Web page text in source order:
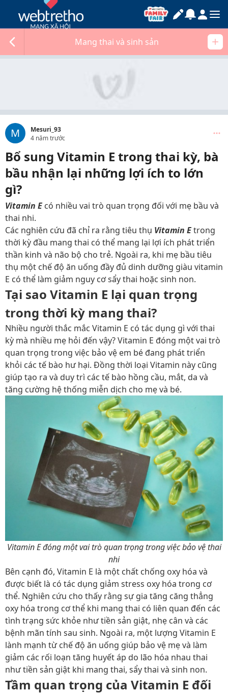
Mang thai và sinh sản
M
Mesuri_93
4 năm trước
Bổ sung Vitamin E trong thai kỳ, bà
bầu nhận lại những lợi ích to lớn
gì?
Vitamin E có nhiều vai trò quan trọng đối với mẹ bầu và
thai nhi.
Các nghiên cứu đã chỉ ra rằng tiêu thụ Vitamin Etrong
thời kỳ đầu mang thai có thể mang lại lợi ích phát triển
thần kinh và não bộ cho trẻ. Ngoài ra, khi mẹ bầu tiêu
thụ một chế độ ăn uống đầy đủ dinh dưỡng giàu vitamin
E có thể làm giảm nguy cơ sẩy thai hoặc sinh non.
Tại sao Vitamin E lại quan trọng
trong thời kỳ mang thai?
Nhiều người thắc mắc Vitamin E có tác dụng gì với thai
kỳ mà nhiều mẹ hỏi đến vậy?Vitamin E đóng một vai trò
quan trọng trong việc bảo vệ em bé đang phát triển
khỏi các tế bào hư hại. Đồng thời loại Vitamin này cũng
giúp tạo ra và duy trì các tế bào hồng cầu, mắt, da và
tăng cường hệ thống miễn dịch cho mẹ và bé.
Vitamin E đóng một vai trò quan trọng trong việc bảo vệ thai
nhi
Bên cạnh đó, Vitamin E là một chất chống oxy hóa và
được biết là có tác dụng giảm stress oxy hóa trong cơ
thể. Nghiên cứu cho thấy rằng sự gia tăng căng thẳng
oxy hóa trong cơ thể khi mang thai có liên quan đến các
tình trạng sức khỏe như tiền sản giật, nhẹ cân và các
bệnh mãn tính sau sinh. Ngoài ra, một lượng Vitamin E
lành mạnh từ chế độ ăn uống giúp bảo vệ mẹ và làm
giảm các rối loạn tăng huyết áp do lão hóa nhau thai
như tiền sản giật khi mang thai, sẩy thai và sinh non.
Tầm quan trọng của Vitamin E đối